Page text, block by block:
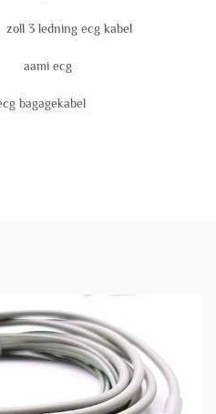
zoll 3 ledning ecg kabel
aami ecg
bagagekabel